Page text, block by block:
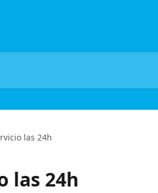
las 24h
las 24h